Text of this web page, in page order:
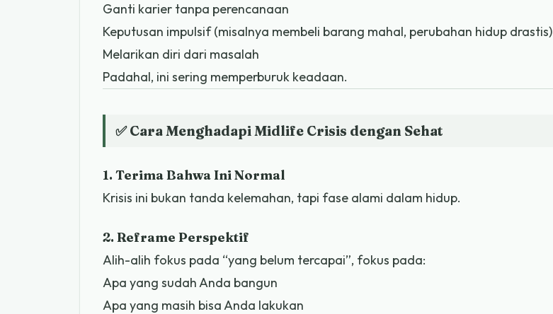
Ganti karier tanpa perencanaan
Keputusan impulsif (misalnya membeli barang mahal, perubahan hidup drastis)
Melarikan diri dari masalah
Padahal, ini sering memperburuk keadaan.
✅ Cara Menghadapi Midlife Crisis dengan Sehat
1. Terima Bahwa Ini Normal
Krisis ini bukan tanda kelemahan, tapi fase alami dalam hidup.
2. Reframe Perspektif
Alih-alih fokus pada “yang belum tercapai”, fokus pada:
Apa yang sudah Anda bangun
Apa yang masih bisa Anda lakukan